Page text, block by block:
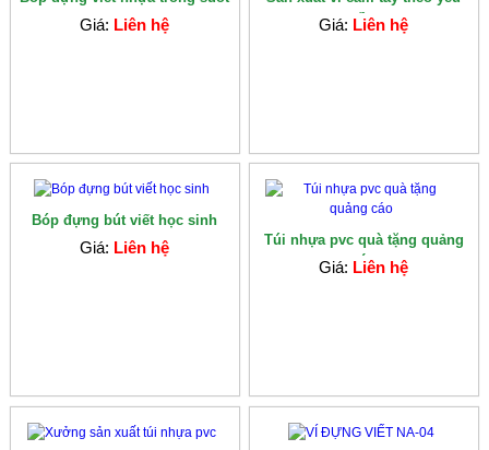
Giá: Liên hệ
cầu
Giá: Liên hệ
Bóp đựng bút viết học sinh
Giá: Liên hệ
Túi nhựa pvc quà tặng quảng
cáo
Giá: Liên hệ